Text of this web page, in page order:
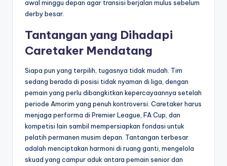
awal minggu depan agar transisi berjalan mulus sebelum
derby besar.
Tantangan yang Dihadapi
Caretaker Mendatang
Siapa pun yang terpilih, tugasnya tidak mudah. Tim
sedang berada di posisi tidak nyaman di liga, dengan
pemain yang perlu dibangkitkan kepercayaannya setelah
periode Amorim yang penuh kontroversi. Caretaker harus
menjaga performa di Premier League, FA Cup, dan
kompetisi lain sambil mempersiapkan fondasi untuk
pelatih permanen musim depan. Tantangan terbesar
adalah menciptakan harmoni di ruang ganti, mengelola
skuad yang campur aduk antara pemain senior dan